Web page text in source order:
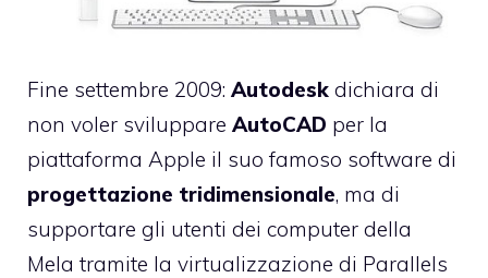
Fine settembre 2009: Autodesk dichiara di
non voler sviluppare AutoCAD per la
piattaforma Apple il suo famoso software di
progettazione tridimensionale, ma di
supportare gli utenti dei computer della
Mela tramite la virtualizzazione di Parallels